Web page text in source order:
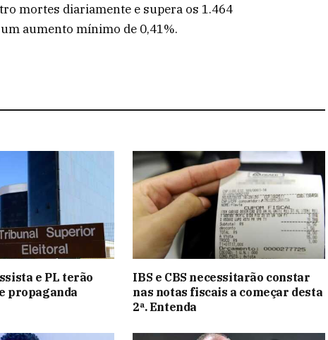
mortes diariamente e supera os 1.464
aumento mínimo de 0,41%.
e PL terão
propaganda
IBS e CBS necessitarão constar
nas notas fiscais a começar desta
2ª. Entenda